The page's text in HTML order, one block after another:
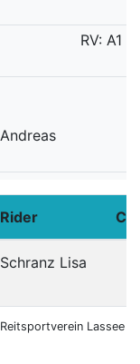
RV: A1
Rider
Schranz Lisa
Reitsportverein Lassee